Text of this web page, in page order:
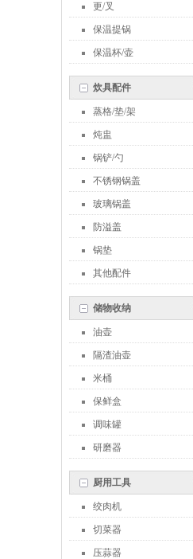
更/叉
保温提锅
保温杯/壶
炊具配件
蒸格/垫/架
炖盅
锅铲/勺
不锈钢锅盖
玻璃锅盖
防溢盖
锅垫
其他配件
储物收纳
油壶
隔渣油壶
米桶
保鲜盒
调味罐
研磨器
厨用工具
绞肉机
切菜器
压蒜器